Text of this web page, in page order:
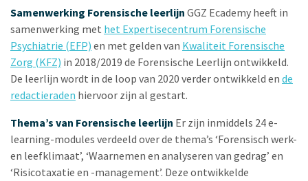
Samenwerking Forensische leerlijn GGZ Ecademy heeft in
samenwerking met het Expertisecentrum Forensische
Psychiatrie (EFP) en met gelden van Kwaliteit Forensische
Zorg (KFZ) in 2018/2019 de Forensische Leerlijn ontwikkeld.
De leerlijn wordt in de loop van 2020 verder ontwikkeld en de
redactieraden hiervoor zijn al gestart.
Thema’s van Forensische leerlijn Er zijn inmiddels 24 e-
learning-modules verdeeld over de thema’s ‘Forensisch werk-
en leefklimaat’, ‘Waarnemen en analyseren van gedrag’ en
‘Risicotaxatie en -management’. Deze ontwikkelde